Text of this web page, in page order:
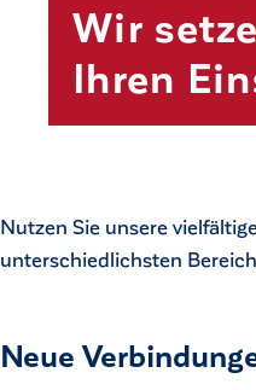
Wir
Ihren
Nutzen Sie unsere
unterschiedlichsten
Neue